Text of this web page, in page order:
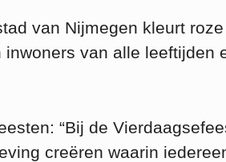
van Nijmegen kleurt
van alle leeftijden
“Bij de
creëren waarin